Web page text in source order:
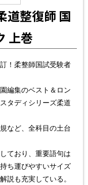
道整復師 国
上巻
！柔整師国試受験者
編集のベスト＆ロン
タディシリーズ柔道
など、全科目の土台
ており、重要語句は
ち運びやすいサイズ
説も充実している。